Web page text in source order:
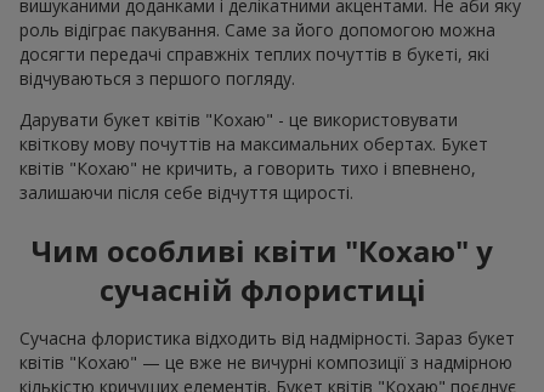
вишуканими доданками і делікатними акцентами. Не аби яку
роль відіграє пакування. Саме за його допомогою можна
досягти передачі справжніх теплих почуттів в букеті, які
відчуваються з першого погляду.
Дарувати букет квітів "Кохаю" - це використовувати
квіткову мову почуттів на максимальних обертах. Букет
квітів "Кохаю" не кричить, а говорить тихо і впевнено,
залишаючи після себе відчуття щирості.
Чим особливі квіти "Кохаю" у
сучасній флористиці
Сучасна флористика відходить від надмірності. Зараз букет
квітів "Кохаю" — це вже не вичурні композиції з надмірною
кількістю кричущих елементів. Букет квітів "Кохаю" поєднує